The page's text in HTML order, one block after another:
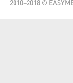
2010–2018 ©